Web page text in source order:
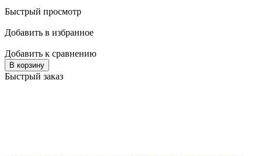
Быстрый просмотр
Добавить в избранное
Добавить к сравнению
В корзину
Быстрый заказ